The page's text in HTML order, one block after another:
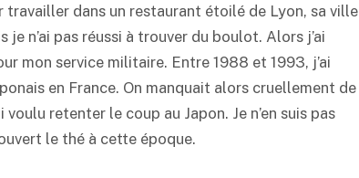
dans un restaurant étoilé de Lyon, sa ville
je n’ai pas réussi à trouver du boulot. Alors j’ai
mon service militaire. Entre 1988 et 1993, j’ai
en France. On manquait alors cruellement de
retenter le coup au Japon. Je n’en suis pas
le thé à cette époque.